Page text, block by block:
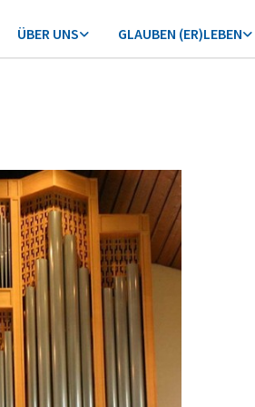
ÜBER UNS GLAUBEN (ER)LEBEN